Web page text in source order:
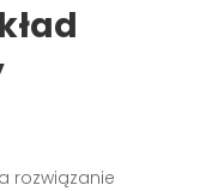
rozwiązanie